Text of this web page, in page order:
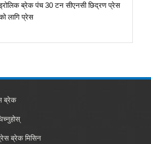
ब्रेक पंच 30 टन सीएनसी छिद्रण प्रेस
लागि प्रेस
ब्रेक
ब्रेक मिसिन